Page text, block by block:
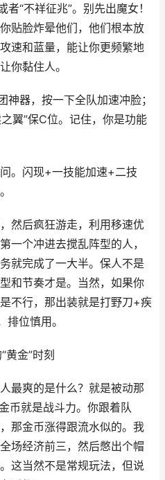
“不祥征兆”。别先出魔女！
贴脸炸晕他们，他们根本放
速和蓝量，能让你更频繁地
你黏住人。
神器，按一下全队加速冲脸；
翼”保C位。记住，你是功能
。闪现+一技能加速+二技
然后疯狂游走，利用移速优
一个冲进去搅乱阵型的人，
就完成了一大半。保人不是
和节奏才是。当然，如果你
不行，那出装就是打野刀+疾
位慎用。
黄金”时刻
最爽的是什么？就是被动那
币就是战斗力。你跟着队
那金币涨得跟流水似的。我
场经济前三，然后憋出个帽
这当然不是常规玩法，但说